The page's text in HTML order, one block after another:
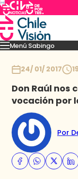
Menú Sabingo
HeroicasAmigas
24/ 01/ 2017
Don Raúl nos
vocación por
Por